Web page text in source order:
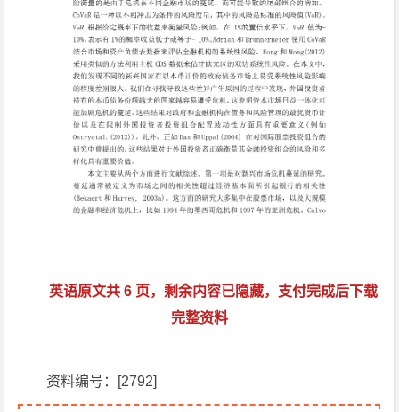
英语原文共 6 页，剩余内容已隐藏，支付完成后下载
完整资料
资料编号：[2792]